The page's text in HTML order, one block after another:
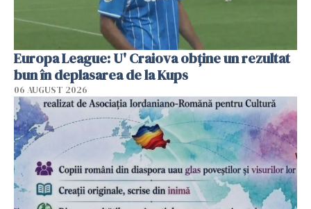
Europa League: U' Craiova obține un rezultat
bun în deplasarea de la Kups
06 AUGUST 2026